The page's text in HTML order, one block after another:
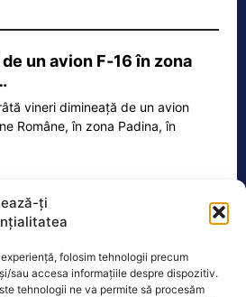
ți
folosim tehnologii precum
sau accesa informațiile despre dispozitiv.
tehnologii ne va permite să procesăm
un avion F‑16 în zona
vineri dimineață de un avion
Române, în zona Padina, în
Fritz, Kelemen au tot
formarea unui…